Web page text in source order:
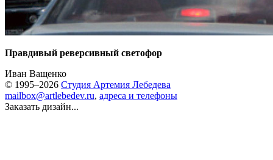
Правдивый реверсивный светофор
Иван Ващенко
© 1995–2026 Студия Артемия Лебедева
mailbox@artlebedev.ru, адреса и телефоны
Заказать дизайн...